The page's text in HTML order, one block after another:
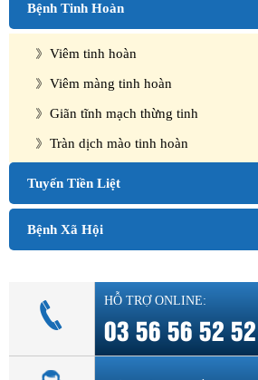
Bệnh Tinh Hoàn
Viêm tinh hoàn
Viêm màng tinh hoàn
Giãn tĩnh mạch thừng tinh
Tràn dịch mào tinh hoàn
Tuyến Tiền Liệt
Bệnh Xã Hội
HỖ TRỢ ONLINE:
03 56 56 52 52